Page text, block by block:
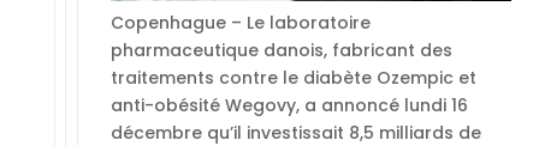
Copenhague – Le laboratoire
pharmaceutique danois, fabricant des
traitements contre le diabète Ozempic et
anti-obésité Wegovy, a annoncé lundi 16
décembre qu’il investissait 8,5 milliards de